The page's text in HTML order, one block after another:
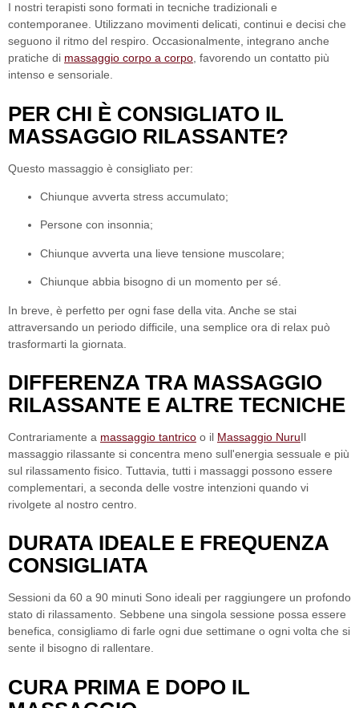
I nostri terapisti sono formati in tecniche tradizionali e
contemporanee. Utilizzano movimenti delicati, continui e decisi che
seguono il ritmo del respiro. Occasionalmente, integrano anche
pratiche di massaggio corpo a corpo, favorendo un contatto più
intenso e sensoriale.
PER CHI È CONSIGLIATO IL
MASSAGGIO RILASSANTE?
Questo massaggio è consigliato per:
Chiunque avverta stress accumulato;
Persone con insonnia;
Chiunque avverta una lieve tensione muscolare;
Chiunque abbia bisogno di un momento per sé.
In breve, è perfetto per ogni fase della vita. Anche se stai
attraversando un periodo difficile, una semplice ora di relax può
trasformarti la giornata.
DIFFERENZA TRA MASSAGGIO
RILASSANTE E ALTRE TECNICHE
Contrariamente a massaggio tantrico o il Massaggio NuruIl
massaggio rilassante si concentra meno sull'energia sessuale e più
sul rilassamento fisico. Tuttavia, tutti i massaggi possono essere
complementari, a seconda delle vostre intenzioni quando vi
rivolgete al nostro centro.
DURATA IDEALE E FREQUENZA
CONSIGLIATA
Sessioni da 60 a 90 minuti Sono ideali per raggiungere un profondo
stato di rilassamento. Sebbene una singola sessione possa essere
benefica, consigliamo di farle ogni due settimane o ogni volta che si
sente il bisogno di rallentare.
CURA PRIMA E DOPO IL